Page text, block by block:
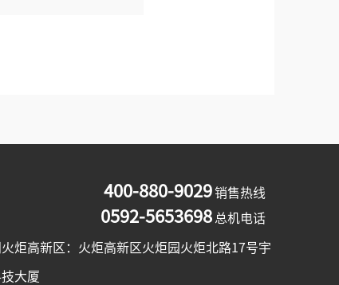
400-880-9029 销售热线
0592-5653698 总机电话
炬高新区：火炬高新区火炬园火炬北路17号宇
大厦